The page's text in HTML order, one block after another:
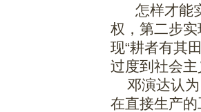
怎样才能实
权，第二步
现“耕者有其
过度到社会
邓演达认为
在直接生产